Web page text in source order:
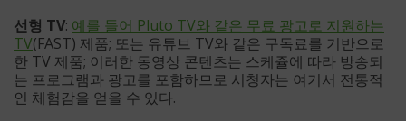
선형 TV: 예를 들어 Pluto TV와 같은 무료 광고로 지원하는
TV(FAST) 제품; 또는 유튜브 TV와 같은 구독료를 기반으로
한 TV 제품; 이러한 동영상 콘텐츠는 스케쥴에 따라 방송되
는 프로그램과 광고를 포함하므로 시청자는 여기서 전통적
인 체험감을 얻을 수 있다.